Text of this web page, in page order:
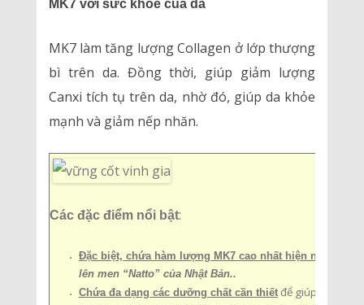
MK7 với sức khỏe của da
MK7 làm tăng lượng Collagen ở lớp thượng
bì trên da. Đồng thời, giúp giảm lượng
Canxi tích tụ trên da, nhờ đó, giúp da khỏe
mạnh và giảm nếp nhăn.
Các đặc điểm nổi bật:
Đặc biệt, chứa hàm lượng MK7 cao nhất hiện nay,
lên men “Natto” của Nhật Bản..
Chứa đa dạng các dưỡng chất cần thiếtđể giúp xương